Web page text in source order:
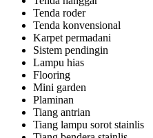
Tenda roder
Tenda konvensional
Karpet permadani
Sistem pendingin
Lampu hias
Flooring
Mini garden
Plaminan
Tiang antrian
Tiang lampu sorot stainlis